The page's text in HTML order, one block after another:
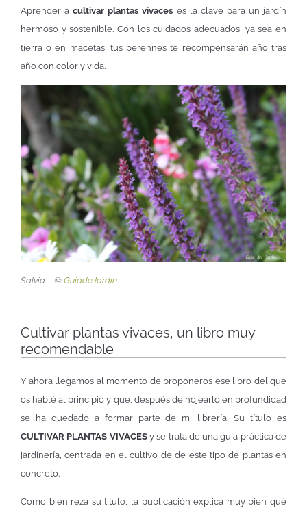
Aprender acultivar plantas vivaces es la clave para un jardín
hermoso y sostenible. Con los cuidados adecuados, ya sea en
tierra o en macetas, tus perennes te recompensarán año tras
año con color y vida.
Salvia – © GuíadeJardín
Cultivar plantas vivaces, un libro muy
recomendable
Y ahora llegamos al momento de proponeros ese libro del que
os hablé al principio y que, después de hojearlo en profundidad
se ha quedado a formar parte de mi librería. Su título es
CULTIVAR PLANTAS VIVACESy se trata de una guía práctica de
jardinería, centrada en el cultivo de de este tipo de plantas en
concreto.
Como bien reza su título, la publicación explica muy bien qué